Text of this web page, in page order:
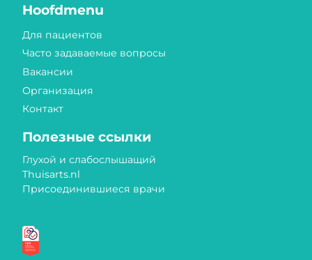
Hoofdmenu
Для пациентов
Часто задаваемые вопросы
Вакансии
Организация
Контакт
Полезные ссылки
Глухой и слабослышащий
Thuisarts.nl
Присоединившиеся врачи